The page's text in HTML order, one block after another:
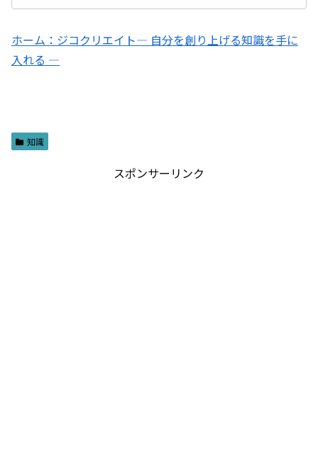
ホーム：ジコクリエイト― 自分を創り上げる知識を手に
入れる ―
知識
スポンサーリンク